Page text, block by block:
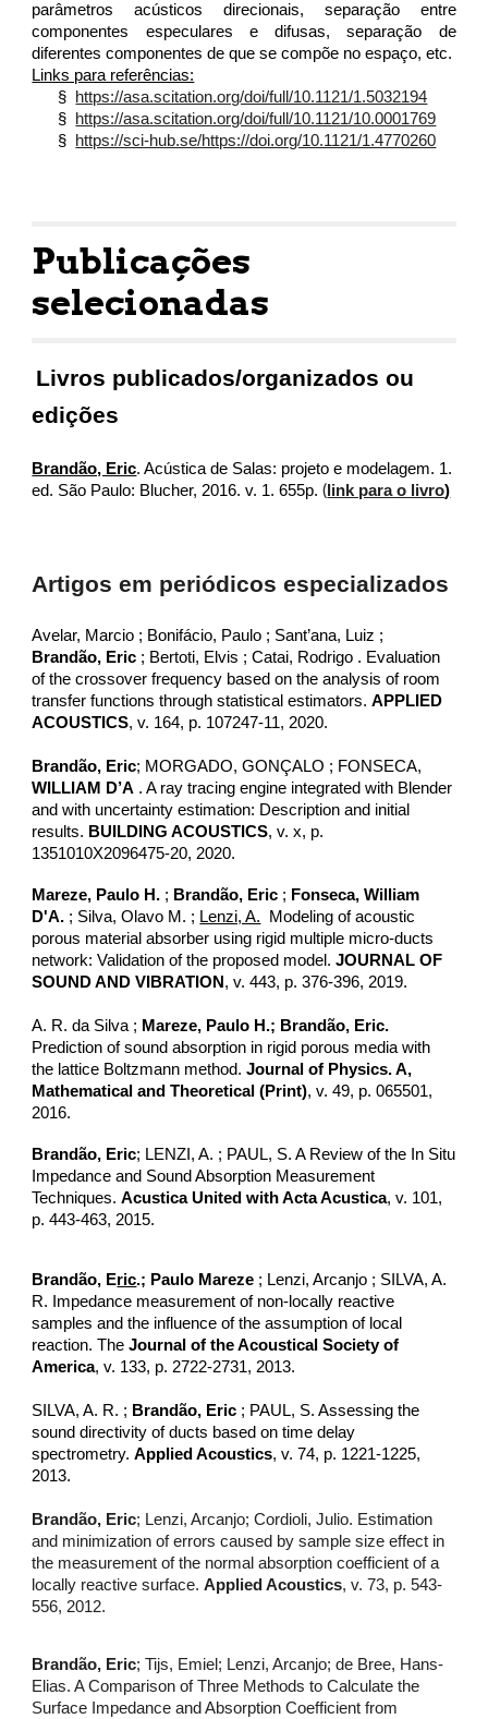
parâmetros acústicos direcionais, separação entre
componentes especulares e difusas, separação de
diferentes componentes de que se compõe no espaço, etc.
Links para referências:
§
https://asa.scitation.org/doi/full/10.1121/1.5032194
§
https://asa.scitation.org/doi/full/10.1121/10.0001769
§
https://sci-hub.se/https://doi.org/10.1121/1.4770260
Publicações
selecionadas
Livros publicados/organizados ou
edições
Brandão, Eric. Acústica de Salas: projeto e modelagem. 1.
ed. São Paulo: Blucher, 2016. v. 1. 655p.( link para o livro)
Artigos em periódicos especializados
Avelar, Marcio ; Bonifácio, Paulo ; Sant’ana, Luiz ;
Brandão, Eric ; Bertoti, Elvis ; Catai, Rodrigo . Evaluation
of the crossover frequency based on the analysis of room
transfer functions through statistical estimators.APPLIED
ACOUSTICS, v. 164, p. 107247-11, 2020.
Brandão, Eric; MORGADO, GONÇALO ; FONSECA,
WILLIAM D’A . A ray tracing engine integrated with Blender
and with uncertainty estimation: Description and initial
results. BUILDING ACOUSTICS, v. x, p.
1351010X2096475-20, 2020.
Mareze, Paulo H. ; Brandão, Eric ; Fonseca, William
D'A. ; Silva, Olavo M. ; Lenzi, A. Modeling of acoustic
porous material absorber using rigid multiple micro-ducts
network: Validation of the proposed model.JOURNAL OF
SOUND AND VIBRATION , v. 443, p. 376-396, 2019.
A. R. da Silva ; Mareze, Paulo H.; Brandão, Eric.
Prediction of sound absorption in rigid porous media with
the lattice Boltzmann method.Journal of Physics. A,
Mathematical and Theoretical (Print), v. 49, p. 065501,
2016.
Brandão, Eric; LENZI, A. ; PAUL, S. A Review of the In Situ
Impedance and Sound Absorption Measurement
Techniques.Acustica United with Acta Acustica, v. 101,
p. 443-463, 2015.
Brandão, Eric.; Paulo Mareze ; Lenzi, Arcanjo ; SILVA, A.
R. Impedance measurement of non-locally reactive
samples and the influence of the assumption of local
reaction. TheJournal of the Acoustical Society of
America, v. 133, p. 2722-2731, 2013.
SILVA, A. R. ; Brandão, Eric ; PAUL, S. Assessing the
sound directivity of ducts based on time delay
spectrometry.Applied Acoustics, v. 74, p. 1221-1225,
2013.
Brandão, Eric; Lenzi, Arcanjo; Cordioli, Julio. Estimation
and minimization of errors caused by sample size effect in
the measurement of the normal absorption coefficient of a
locally reactive surface.Applied Acoustics, v. 73, p. 543-
556, 2012.
Brandão, Eric; Tijs, Emiel; Lenzi, Arcanjo; de Bree, Hans-
Elias. A Comparison of Three Methods to Calculate the
Surface Impedance and Absorption Coefficient from